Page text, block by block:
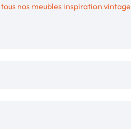
tous nos meubles inspiration vintage